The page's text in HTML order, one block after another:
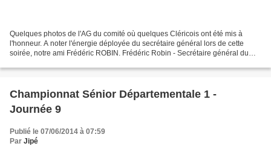
Quelques photos de l'AG du comité où quelques Cléricois ont été mis à
l'honneur. A noter l'énergie déployée du secrétaire général lors de cette
soirée, notre ami Frédéric ROBIN. Frédéric Robin - Secrétaire général du
Championnat Sénior Départementale 1 -
Journée 9
Publié le 07/06/2014 à 07:59
Par Jipé